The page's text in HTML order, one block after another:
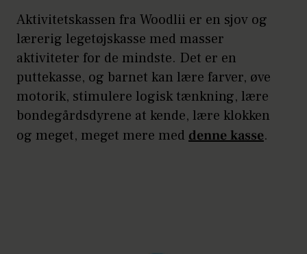
Aktivitetskassen fra Woodlii er en sjov og
lærerig legetøjskasse med masser
aktiviteter for de mindste. Det er en
puttekasse, og barnet kan lære farver, øve
motorik, stimulere logisk tænkning, lære
bondegårdsdyrene at kende, lære klokken
og meget, meget mere med denne kasse.